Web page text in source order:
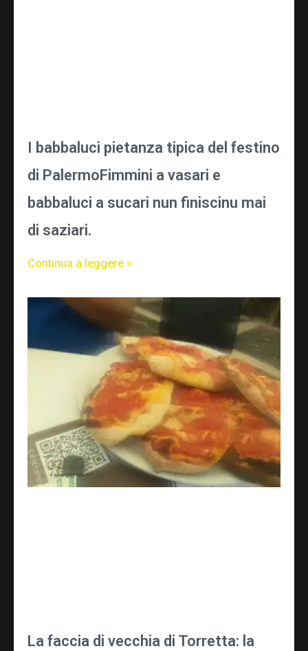
I babbaluci pietanza tipica del festino
di PalermoFimmini a vasari e
babbaluci a sucari nun finiscinu mai
di saziari.
Continua a leggere »
La faccia di vecchia di Torretta: la